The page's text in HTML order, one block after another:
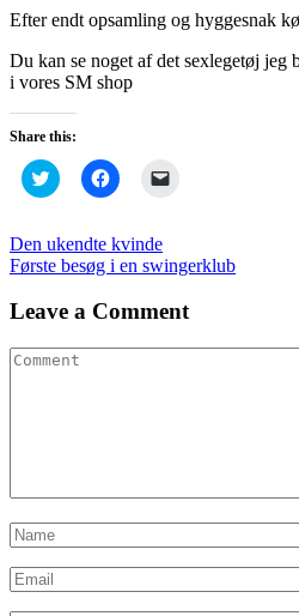
Efter endt opsamling og hyggesnak
Du kan se noget af det sexlegetøj jeg
i vores SM shop
Share this:
Click
to
Twitter
(Opens
in
window)
Click
to
Facebook
(Opens
in a
in
window)
Indlægsnavigation
Den ukendte kvinde
Første besøg i en swingerklub
Leave a Comment